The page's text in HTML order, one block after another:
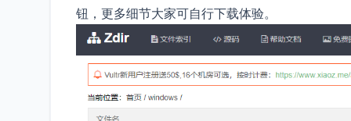
钮，更多细节大家可自行下载体验。